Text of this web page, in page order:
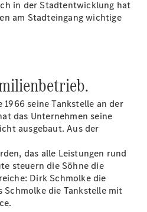
für
in der Stadtentwicklung hat
am Stadteingang wichtige
seine Tankstelle an der
das Unternehmen seine
ausgebaut. Aus der
das alle Leistungen rund
steuern die Söhne die
Dirk Schmolke die
die Tankstelle mit